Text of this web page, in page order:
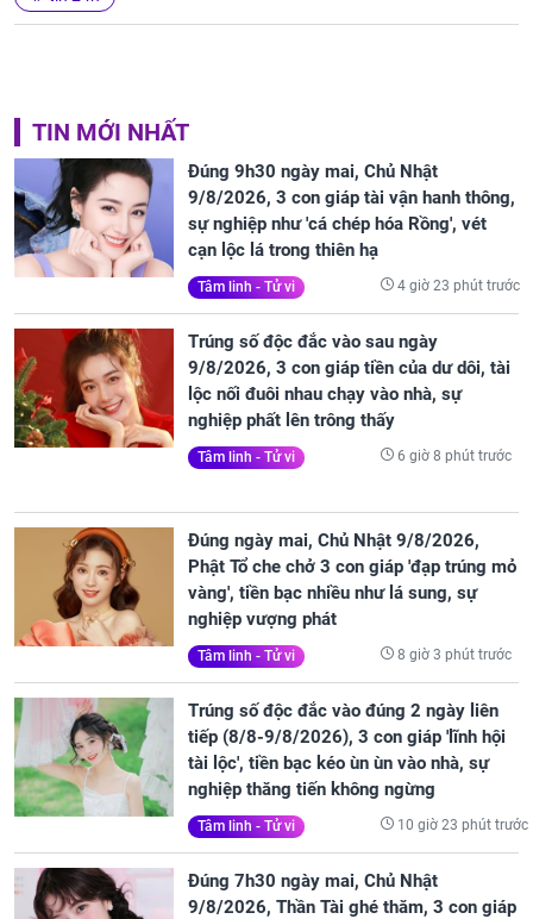
TIN MỚI NHẤT
Đúng 9h30 ngày mai, Chủ Nhật
9/8/2026, 3 con giáp tài vận hanh thông,
sự nghiệp như 'cá chép hóa Rồng', vét
cạn lộc lá trong thiên hạ
Tâm linh - Tử vi 4 giờ 23 phút trước
Trúng số độc đắc vào sau ngày
9/8/2026, 3 con giáp tiền của dư dôi, tài
lộc nối đuôi nhau chạy vào nhà, sự
nghiệp phất lên trông thấy
Tâm linh - Tử vi 6 giờ 8 phút trước
Đúng ngày mai, Chủ Nhật 9/8/2026,
Phật Tổ che chở 3 con giáp 'đạp trúng mỏ
vàng', tiền bạc nhiều như lá sung, sự
nghiệp vượng phát
Tâm linh - Tử vi 8 giờ 3 phút trước
Trúng số độc đắc vào đúng 2 ngày liên
tiếp (8/8-9/8/2026), 3 con giáp 'lĩnh hội
tài lộc', tiền bạc kéo ùn ùn vào nhà, sự
nghiệp thăng tiến không ngừng
Tâm linh - Tử vi 10 giờ 23 phút trước
Đúng 7h30 ngày mai, Chủ Nhật
9/8/2026, Thần Tài ghé thăm, 3 con giáp